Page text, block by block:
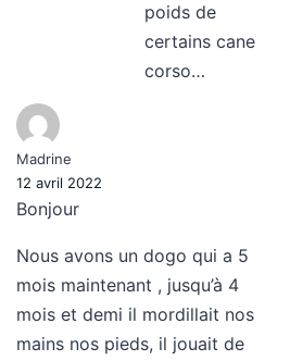
poids de
certains cane
corso…
Madrine
12 avril 2022
Bonjour
Nous avons un dogo qui a 5
mois maintenant , jusqu’à 4
mois et demi il mordillait nos
mains nos pieds, il jouait de